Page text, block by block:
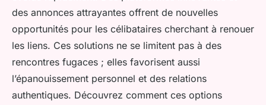
des annonces attrayantes offrent de nouvelles
opportunités pour les célibataires cherchant à renouer
les liens. Ces solutions ne se limitent pas à des
rencontres fugaces ; elles favorisent aussi
l’épanouissement personnel et des relations
authentiques. Découvrez comment ces options